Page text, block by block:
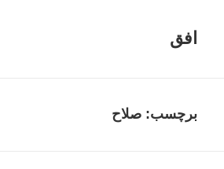
افق
برچسب:صلاح